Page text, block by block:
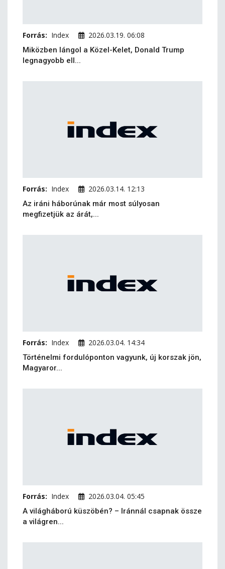
Forrás: Index 2026.03.19. 06:08
Miközben lángol a Közel-Kelet, Donald Trump
legnagyobb ell...
Forrás: Index 2026.03.14. 12:13
Az iráni háborúnak már most súlyosan
megfizetjük az árát,...
Forrás: Index 2026.03.04. 14:34
Történelmi fordulóponton vagyunk, új korszak jön,
Magyaror...
Forrás: Index 2026.03.04. 05:45
A világháború küszöbén? – Iránnál csapnak össze
a világren...